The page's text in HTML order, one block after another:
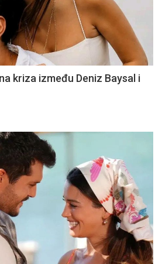
kriza između Deniz Baysal i